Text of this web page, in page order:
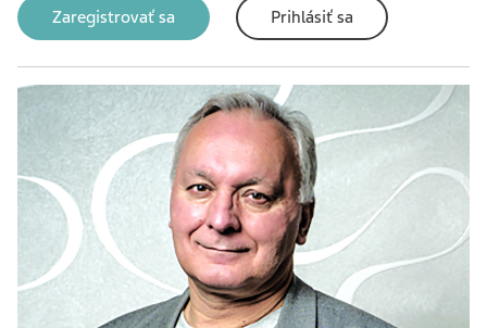
Zaregistrovať sa Prihlásiť sa